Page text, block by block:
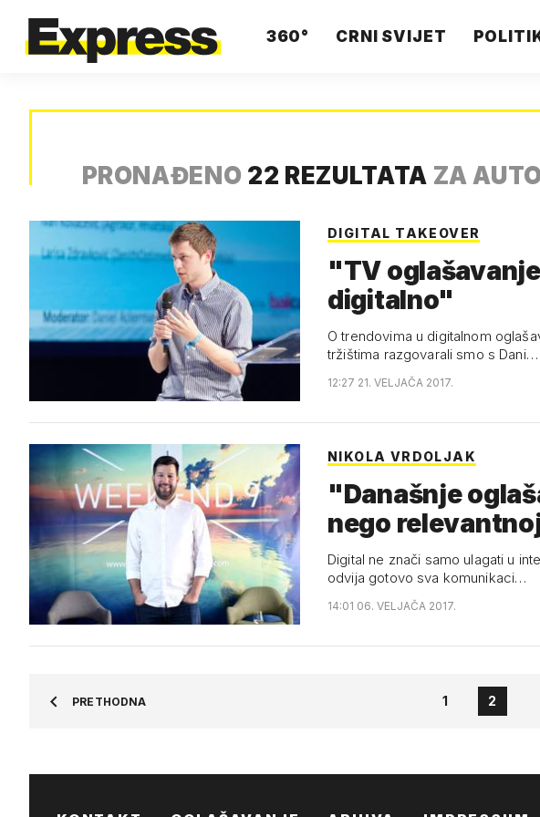
360° CRNI SVIJET
PRONAĐENO 22 REZULTATA ZA
DIGITAL TAKEOVER
"TV
digitalno"
O trendovima u digitalnom
tržištima razgovarali smo s Dani…
12:27 21. VELJAČA 2017.
NIKOLA VRDOLJAK
"Današnje
nego
Digital ne znači samo ulagati u
odvija gotovo sva komunikaci…
14:01 06. VELJAČA 2017.
PRETHODNA 1 2